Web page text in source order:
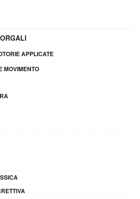
APPLICATE
MOVIMENTO